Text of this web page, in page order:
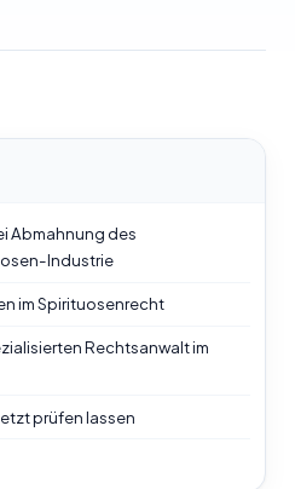
Abmahnung des
Industrie
im Spirituosenrecht
Rechtsanwalt im
prüfen lassen